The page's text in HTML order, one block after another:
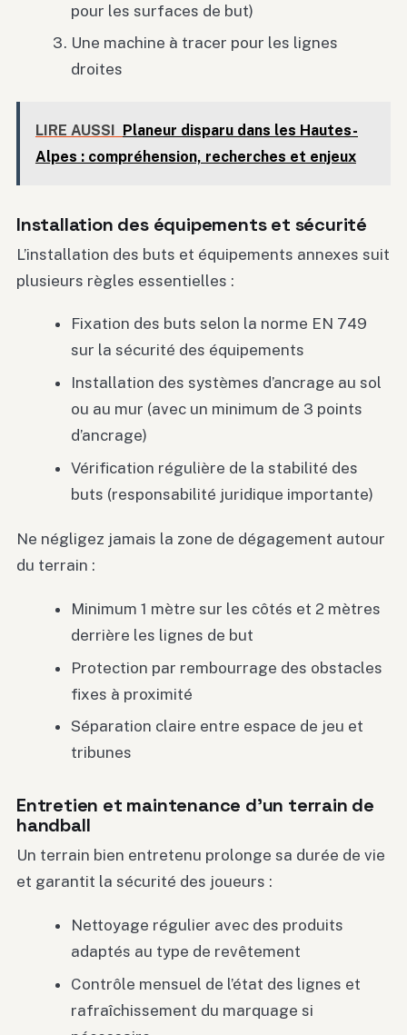
pour les surfaces de but)
Une machine à tracer pour les lignes
droites
LIRE AUSSI Planeur disparu dans les Hautes-
Alpes : compréhension, recherches et enjeux
Installation des équipements et sécurité
L’installation des buts et équipements annexes suit
plusieurs règles essentielles :
Fixation des buts selon la norme EN 749
sur la sécurité des équipements
Installation des systèmes d’ancrage au sol
ou au mur (avec un minimum de 3 points
d’ancrage)
Vérification régulière de la stabilité des
buts (responsabilité juridique importante)
Ne négligez jamais la zone de dégagement autour
du terrain :
Minimum 1 mètre sur les côtés et 2 mètres
derrière les lignes de but
Protection par rembourrage des obstacles
fixes à proximité
Séparation claire entre espace de jeu et
tribunes
Entretien et maintenance d’un terrain de
handball
Un terrain bien entretenu prolonge sa durée de vie
et garantit la sécurité des joueurs :
Nettoyage régulier avec des produits
adaptés au type de revêtement
Contrôle mensuel de l’état des lignes et
rafraîchissement du marquage si